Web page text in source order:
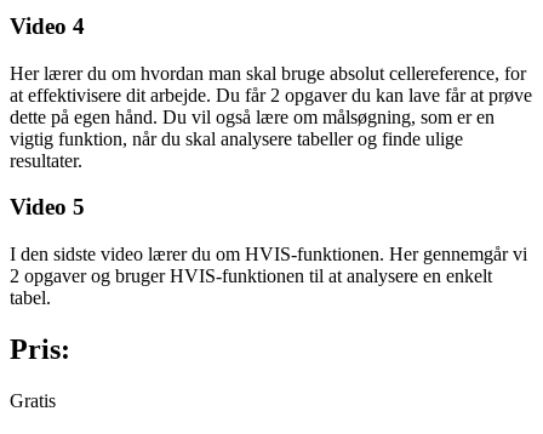
Video 4
Her lærer du om hvordan man skal bruge absolut cellereference, for
at effektivisere dit arbejde. Du får 2 opgaver du kan lave får at prøve
dette på egen hånd. Du vil også lære om målsøgning, som er en
vigtig funktion, når du skal analysere tabeller og finde ulige
resultater.
Video 5
I den sidste video lærer du om HVIS-funktionen. Her gennemgår vi
2 opgaver og bruger HVIS-funktionen til at analysere en enkelt
tabel.
Pris:
Gratis